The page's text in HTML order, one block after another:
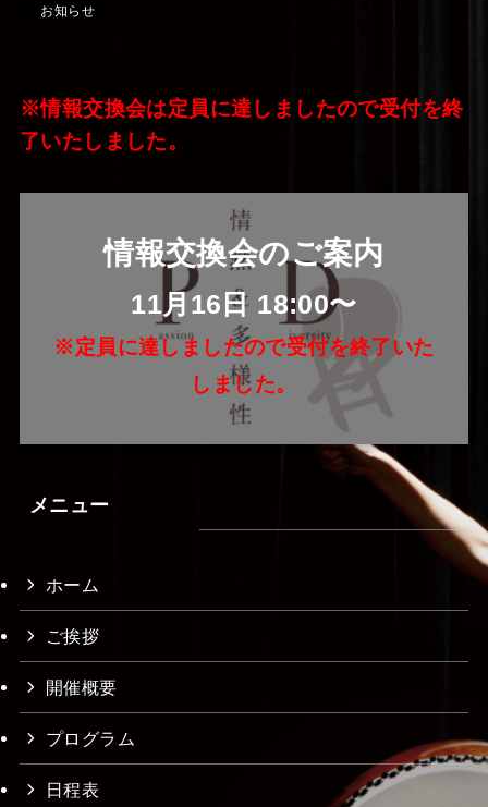
お知らせ
※情報交換会は定員に達しましたので受付を終
了いたしました。
情報交換会のご案内
11月16日 18:00〜
※定員に達しましたので受付を終了いた
しました。
メニュー
ホーム
ご挨拶
開催概要
プログラム
日程表